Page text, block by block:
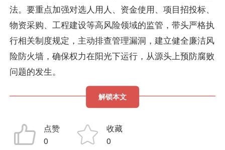
法。要重点加强对选人用人、资金使用、项目招投标、
物资采购、工程建设等高风险领域的监管，带头严格执
行相关制度规定，主动排查管理漏洞，建立健全廉洁风
险防火墙，确保权力在阳光下运行，从源头上预防腐败
问题的发生。
解锁本文
点赞
0
收藏
0